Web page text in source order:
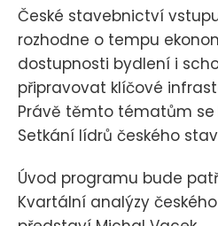
České stavebnictví
rozhodne o tempu
dostupnosti bydlení i
připravovat klíčové
Právě těmto tématům
Setkání lídrů českého
Úvod programu bude
Kvartální analýzy